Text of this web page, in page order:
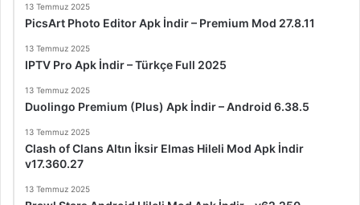
13 Temmuz 2025
PicsArt Photo Editor Apk İndir – Premium Mod 27.8.11
13 Temmuz 2025
IPTV Pro Apk İndir – Türkçe Full 2025
13 Temmuz 2025
Duolingo Premium (Plus) Apk İndir – Android 6.38.5
13 Temmuz 2025
Clash of Clans Altın İksir Elmas Hileli Mod Apk İndir
v17.360.27
13 Temmuz 2025